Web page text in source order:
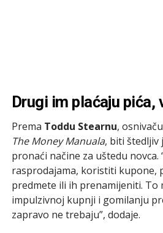
Drugi im plaćaju pića,
Prema Toddu Stearnu,
The Money Manuala, biti štedljiv
pronaći načine za uštedu
rasprodajama, koristiti kupone,
predmete ili ih prenamijeniti. To
impulzivnoj kupnji i gomilanju
zapravo ne trebaju”, dodaje.